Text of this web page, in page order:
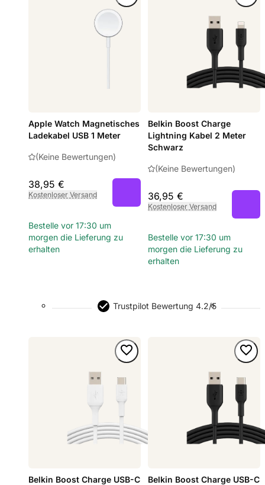
Apple Watch Magnetisches
Ladekabel USB 1 Meter
(Keine Bewertungen)
38,95 €
Kostenloser Versand
Bestelle vor 17:30 um
morgen die Lieferung zu
erhalten
Belkin Boost Charge
Lightning Kabel 2 Meter
Schwarz
(Keine Bewertungen)
36,95 €
Kostenloser Versand
Bestelle vor 17:30 um
morgen die Lieferung zu
erhalten
Trustpilot Bewertung 4.2/5
Belkin Boost Charge USB-C
Belkin Boost Charge USB-C